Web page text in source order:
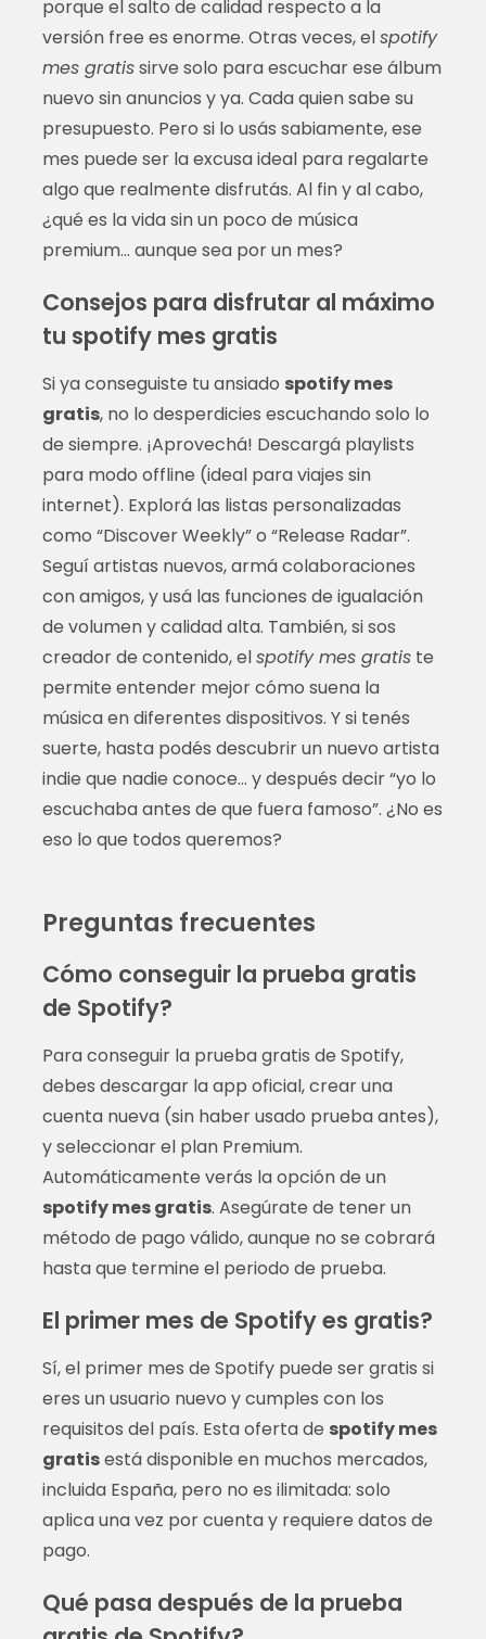
porque el salto de calidad respecto a la
versión free es enorme. Otras veces, elspotify
mes gratissirve solo para escuchar ese álbum
nuevo sin anuncios y ya. Cada quien sabe su
presupuesto. Pero si lo usás sabiamente, ese
mes puede ser la excusa ideal para regalarte
algo que realmente disfrutás. Al fin y al cabo,
¿qué es la vida sin un poco de música
premium… aunque sea por un mes?
Consejos para disfrutar al máximo
tu spotify mes gratis
Si ya conseguiste tu ansiado spotify mes
gratis, no lo desperdicies escuchando solo lo
de siempre. ¡Aprovechá! Descargá playlists
para modo offline (ideal para viajes sin
internet). Explorá las listas personalizadas
como “Discover Weekly” o “Release Radar”.
Seguí artistas nuevos, armá colaboraciones
con amigos, y usá las funciones de igualación
de volumen y calidad alta. También, si sos
creador de contenido, elspotify mes gratiste
permite entender mejor cómo suena la
música en diferentes dispositivos. Y si tenés
suerte, hasta podés descubrir un nuevo artista
indie que nadie conoce… y después decir “yo lo
escuchaba antes de que fuera famoso”. ¿No es
eso lo que todos queremos?
Preguntas frecuentes
Cómo conseguir la prueba gratis
de Spotify?
Para conseguir la prueba gratis de Spotify,
debes descargar la app oficial, crear una
cuenta nueva (sin haber usado prueba antes),
y seleccionar el plan Premium.
Automáticamente verás la opción de un
spotify mes gratis. Asegúrate de tener un
método de pago válido, aunque no se cobrará
hasta que termine el periodo de prueba.
El primer mes de Spotify es gratis?
Sí, el primer mes de Spotify puede ser gratis si
eres un usuario nuevo y cumples con los
requisitos del país. Esta oferta de spotify mes
gratisestá disponible en muchos mercados,
incluida España, pero no es ilimitada: solo
aplica una vez por cuenta y requiere datos de
pago.
Qué pasa después de la prueba